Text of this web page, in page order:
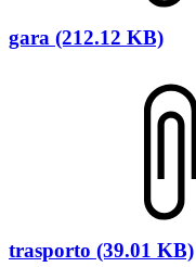
gara (212.12 KB)
trasporto (39.01 KB)